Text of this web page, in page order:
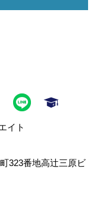
イト
323番地高辻三原ビ